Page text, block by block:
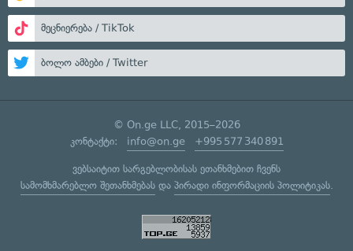
მეცნიერება / TikTok
ბოლო ამბები / Twitter
© On.ge LLC, 2015–2026
კონტაქტი: info@on.ge +995 577 340 891
ვებსაიტით სარგებლობისას ეთანხმებით ჩვენს
სამომხმარებლო შეთანხმებასდა პირადი ინფორმაციის პოლიტიკას.